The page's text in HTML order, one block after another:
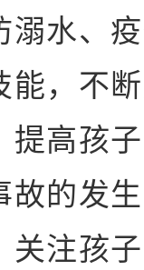
溺水、
，不
提高孩
故的发
关注孩